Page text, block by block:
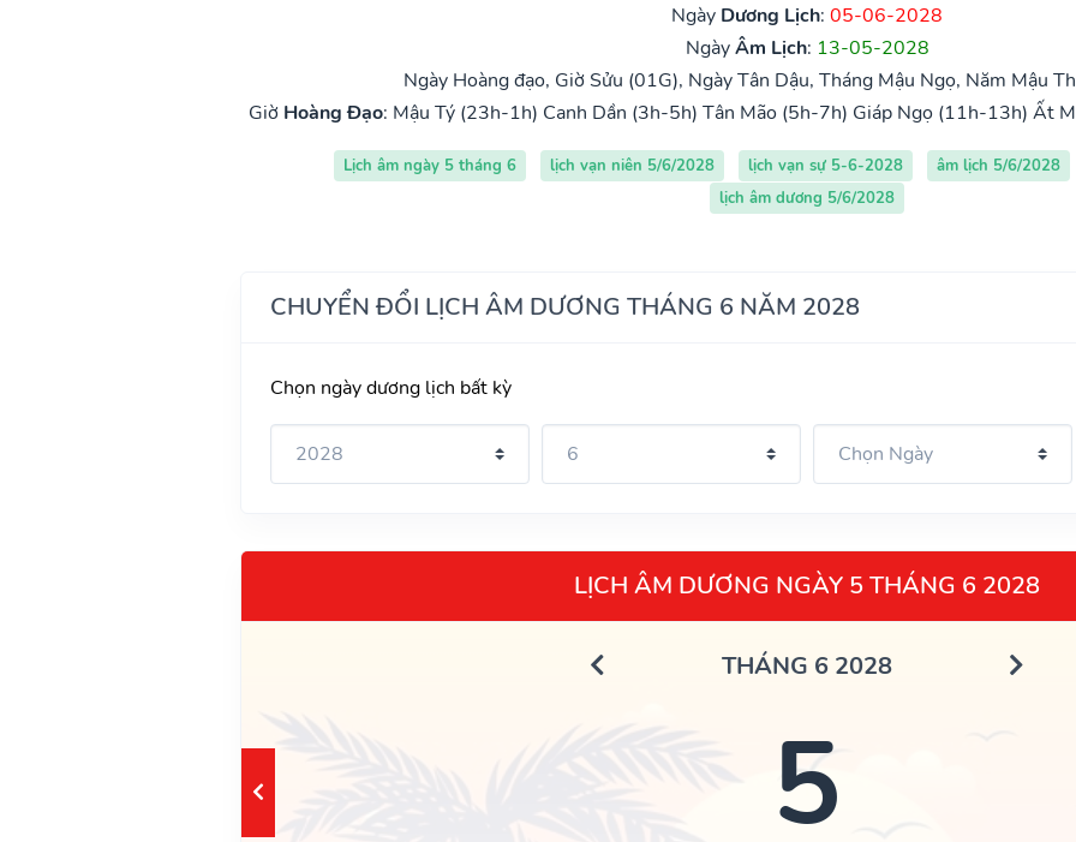
Ngày Dương Lịch: 05-06-2028
NgàyÂm Lịch: 13-05-2028
Ngày Hoàng đạo, Giờ Sửu (01G), Ngày Tân Dậu, Tháng Mậu Ngọ, Năm Mậu
Giờ Hoàng Đạo: Mậu Tý (23h-1h) Canh Dần (3h-5h) Tân Mão (5h-7h) Giáp Ngọ (11h-13h) Ất
Lịch âm ngày 5 tháng 6 lịch vạn niên 5/6/2028 lịch vạn sự 5-6-2028 âm lịch 5/6/2028
lịch âm dương 5/6/2028
CHUYỂN ĐỔI LỊCH ÂM DƯƠNG THÁNG 6 NĂM 2028
Chọn ngày dương lịch bất kỳ
LỊCH ÂM DƯƠNG NGÀY 5 THÁNG 6 2028
THÁNG 6 2028
5